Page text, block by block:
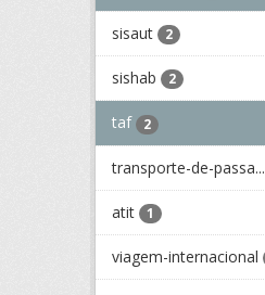
sisaut 2
sishab 2
taf 2
transporte-de-passa...
atit 1
viagem-internacional